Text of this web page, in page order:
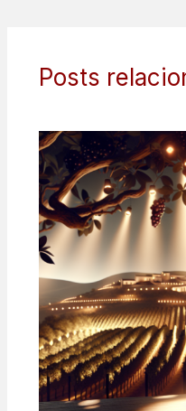
Posts